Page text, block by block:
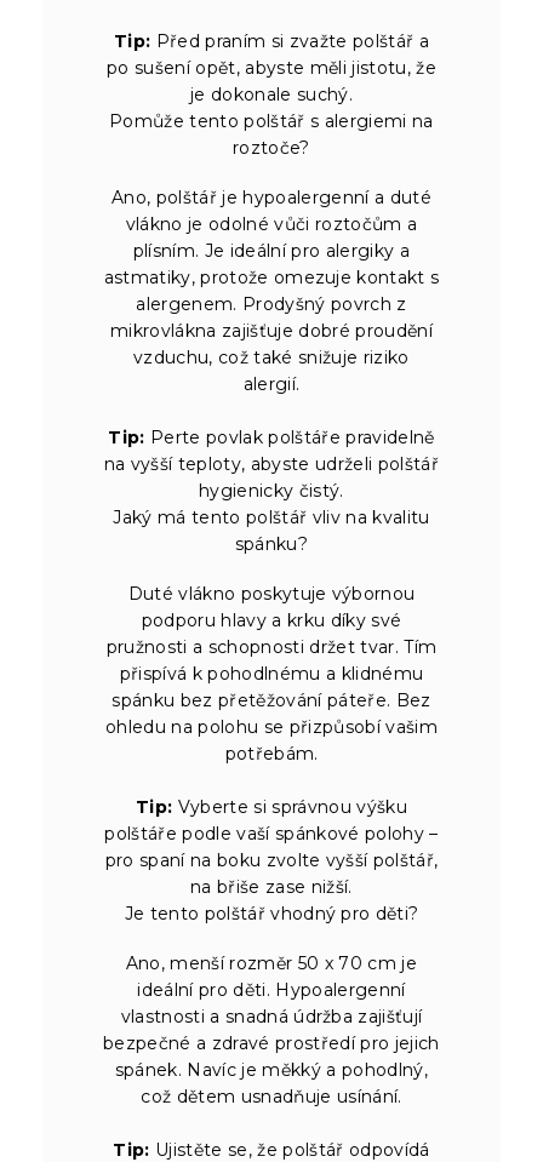
Tip: Před praním si zvažte polštář a
po sušení opět, abyste měli jistotu, že
je dokonale suchý.
Pomůže tento polštář s alergiemi na
roztoče?
Ano, polštář je hypoalergenní a duté
vlákno je odolné vůči roztočům a
plísním. Je ideální pro alergiky a
astmatiky, protože omezuje kontakt s
alergenem. Prodyšný povrch z
mikrovlákna zajišťuje dobré proudění
vzduchu, což také snižuje riziko
alergií.
Tip: Perte povlak polštáře pravidelně
na vyšší teploty, abyste udrželi polštář
hygienicky čistý.
Jaký má tento polštář vliv na kvalitu
spánku?
Duté vlákno poskytuje výbornou
podporu hlavy a krku díky své
pružnosti a schopnosti držet tvar. Tím
přispívá k pohodlnému a klidnému
spánku bez přetěžování páteře. Bez
ohledu na polohu se přizpůsobí vašim
potřebám.
Tip: Vyberte si správnou výšku
polštáře podle vaší spánkové polohy –
pro spaní na boku zvolte vyšší polštář,
na břiše zase nižší.
Je tento polštář vhodný pro děti?
Ano, menší rozměr 50 x 70 cm je
ideální pro děti. Hypoalergenní
vlastnosti a snadná údržba zajišťují
bezpečné a zdravé prostředí pro jejich
spánek. Navíc je měkký a pohodlný,
což dětem usnadňuje usínání.
Tip: Ujistěte se, že polštář odpovídá